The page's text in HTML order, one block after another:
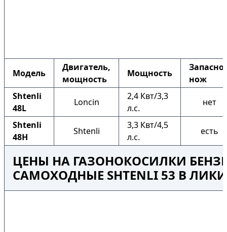
Модель
Двигатель,
мощность
Мощность
нож
Shtenli
48L
Loncin
2,4 Квт/3,3
л.с.
нет
Shtenli
48H
Shtenli
3,3 Квт/4,5
л.с.
есть
ЦЕНЫ НА ГАЗОНОКОСИЛКИ
САМОХОДНЫЕ SHTENLI 53 В